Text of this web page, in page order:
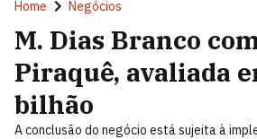
Home Negócios
M. Dias Branco
Piraquê, avaliada
bilhão
A conclusão do negócio está sujeita à